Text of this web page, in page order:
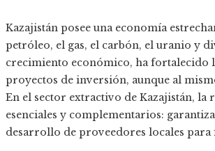
Kazajistán posee una economía
petróleo, el gas, el carbón, el uranio y
crecimiento económico, ha
proyectos de inversión, aunque al
En el sector extractivo de Kazajistán,
esenciales y complementarios:
desarrollo de proveedores locales